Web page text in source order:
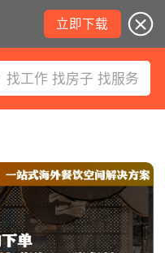
立即下载
找工作 找房子 找服务